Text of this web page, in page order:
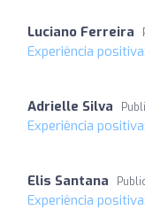
Luciano Ferreira
Experiência positiva:
Adrielle Silva
Experiência positiva:
Elis Santana
Experiência positiva: